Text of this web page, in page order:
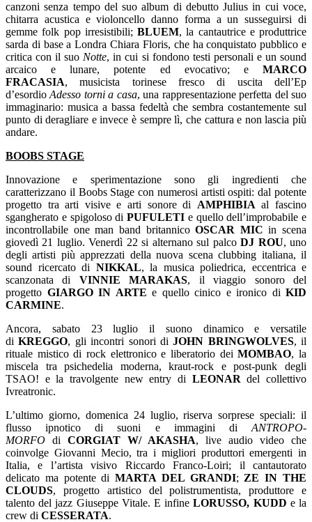
canzoni senza tempo del suo album di debutto Julius in cui voce,
chitarra acustica e violoncello danno forma a un susseguirsi di
gemme folk pop irresistibili; BLUEM, la cantautrice e produttrice
sarda di base a Londra Chiara Floris, che ha conquistato pubblico e
critica con il suo Notte, in cui si fondono testi personali e un sound
arcaico e lunare, potente ed evocativo; e MARCO
FRACASIA, musicista torinese fresco di uscita dell’Ep
d’esordioAdesso torni a casa, una rappresentazione perfetta del suo
immaginario: musica a bassa fedeltà che sembra costantemente sul
punto di deragliare e invece è sempre lì, che cattura e non lascia più
andare.
BOOBS STAGE
Innovazione e sperimentazione sono gli ingredienti che
caratterizzano il Boobs Stage con numerosi artisti ospiti: dal potente
progetto tra arti visive e arti sonore di AMPHIBIA al fascino
sgangherato e spigoloso di PUFULETI e quello dell’improbabile e
incontrollabile one man band britannicoOSCAR MIC in scena
giovedì 21 luglio. Venerdì 22 si alternano sul palcoDJ ROU, uno
degli artisti più apprezzati della nuova scena clubbing italiana, il
sound ricercato di NIKKAL, la musica poliedrica, eccentrica e
scanzonata di VINNIE MARAKAS, il viaggio sonoro del
progetto GIARGO IN ARTE e quello cinico e ironico di KID
CARMINE.
Ancora, sabato 23 luglio il suono dinamico e versatile
diKREGGO, gli incontri sonori di JOHN BRINGWOLVES, il
rituale mistico di rock elettronico e liberatorio deiMOMBAO, la
miscela tra psichedelia moderna, kraut-rock e post-punk degli
TSAO! e la travolgente new entry di LEONARdel collettivo
Ivreatronic.
L’ultimo giorno, domenica 24 luglio, riserva sorprese speciali: il
flusso ipnotico di suoni e immagini di ANTROPO-
MORFO di CORGIAT W/ AKASHA, live audio video che
coinvolge Giovanni Mecio, tra i migliori produttori emergenti in
Italia, e l’artista visivo Riccardo Franco-Loiri; il cantautorato
delicato ma potente diMARTA DEL GRANDI; ZE IN THE
CLOUDS, progetto artistico del polistrumentista, produttore e
talento del jazz Giuseppe Vitale. E infineLORUSSO, KUDD e la
crew di CESSERATA.